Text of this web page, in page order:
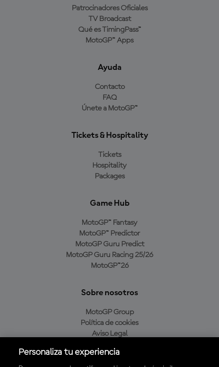
Patrocinadores Oficiales
TV Broadcast
Qué es TimingPass™
MotoGP™ Apps
Ayuda
Contacto
FAQ
Únete a MotoGP™
Tickets & Hospitality
Tickets
Hospitality
Packages
Game Hub
MotoGP™ Fantasy
MotoGP™ Predictor
MotoGP Guru Predict
MotoGP Guru Racing 25/26
MotoGP™26
Sobre nosotros
MotoGP Group
Política de cookies
Aviso Legal
Política de compra
Personaliza tu experiencia